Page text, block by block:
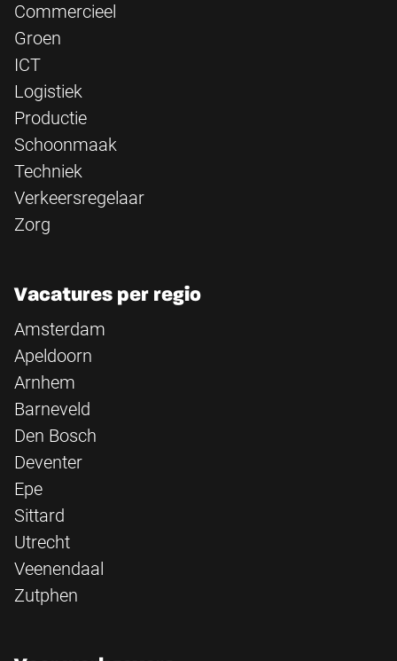
Commercieel
Groen
ICT
Logistiek
Productie
Schoonmaak
Techniek
Verkeersregelaar
Zorg
Vacatures per regio
Amsterdam
Apeldoorn
Arnhem
Barneveld
Den Bosch
Deventer
Epe
Sittard
Utrecht
Veenendaal
Zutphen